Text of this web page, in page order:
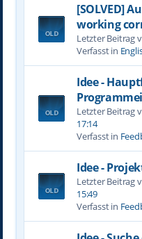
[SOLVED]
working
Letzter Beitrag
Verfasst in
Idee -
Letzter Beitrag
17:14
Verfasst in
Idee -
Letzter Beitrag
15:49
Verfasst in